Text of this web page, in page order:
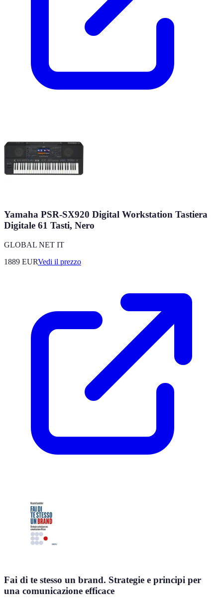
Yamaha PSR-SX920 Digital Workstation Tastiera
Digitale 61 Tasti, Nero
GLOBAL NET IT
1889 EURVedi il prezzo
Fai di te stesso un brand. Strategie e principi per
una comunicazione efficace